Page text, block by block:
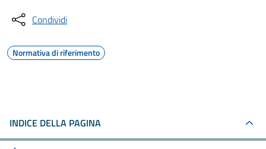
Condividi
Normativa di riferimento
INDICE DELLA PAGINA